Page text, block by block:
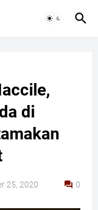
di
25, 2020 0